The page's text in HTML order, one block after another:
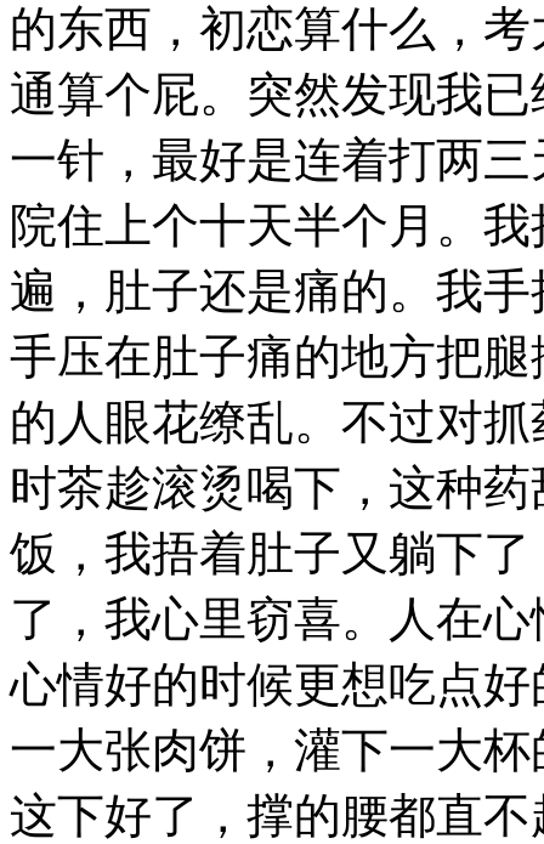
的东西，初恋算什么，
通算个屁。突然发现我
一针，最好是连着打两
院住上个十天半个月。
遍，肚子还是痛的。我
手压在肚子痛的地方把
的人眼花缭乱。不过对
时茶趁滚烫喝下，这种
饭，我捂着肚子又躺下
了，我心里窃喜。人在
心情好的时候更想吃点
一大张肉饼，灌下一大
这下好了，撑的腰都直